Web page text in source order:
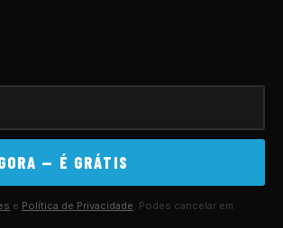
— É GRÁTIS
e Política de Privacidade . Podes cancelar em